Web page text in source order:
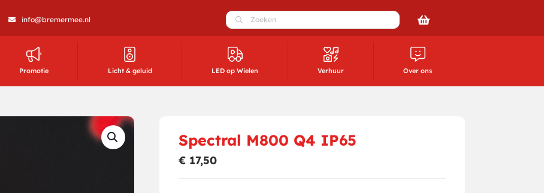
info@bremermee.nl
Promotie Licht & geluid LED op Wielen Verhuur Over ons
Spectral M800 Q4 IP65
€ 17,50